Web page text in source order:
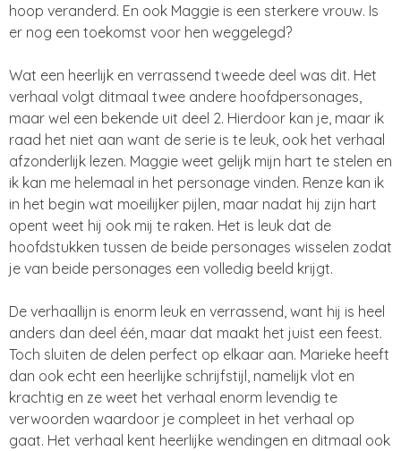
hoop veranderd. En ook Maggie is een sterkere vrouw. Is
er nog een toekomst voor hen weggelegd?
Wat een heerlijk en verrassend tweede deel was dit. Het
verhaal volgt ditmaal twee andere hoofdpersonages,
maar wel een bekende uit deel 2. Hierdoor kan je, maar ik
raad het niet aan want de serie is te leuk, ook het verhaal
afzonderlijk lezen. Maggie weet gelijk mijn hart te stelen en
ik kan me helemaal in het personage vinden. Renze kan ik
in het begin wat moeilijker pijlen, maar nadat hij zijn hart
opent weet hij ook mij te raken. Het is leuk dat de
hoofdstukken tussen de beide personages wisselen zodat
je van beide personages een volledig beeld krijgt.
De verhaallijn is enorm leuk en verrassend, want hij is heel
anders dan deel één, maar dat maakt het juist een feest.
Toch sluiten de delen perfect op elkaar aan. Marieke heeft
dan ook echt een heerlijke schrijfstijl, namelijk vlot en
krachtig en ze weet het verhaal enorm levendig te
verwoorden waardoor je compleet in het verhaal op
gaat. Het verhaal kent heerlijke wendingen en ditmaal ook